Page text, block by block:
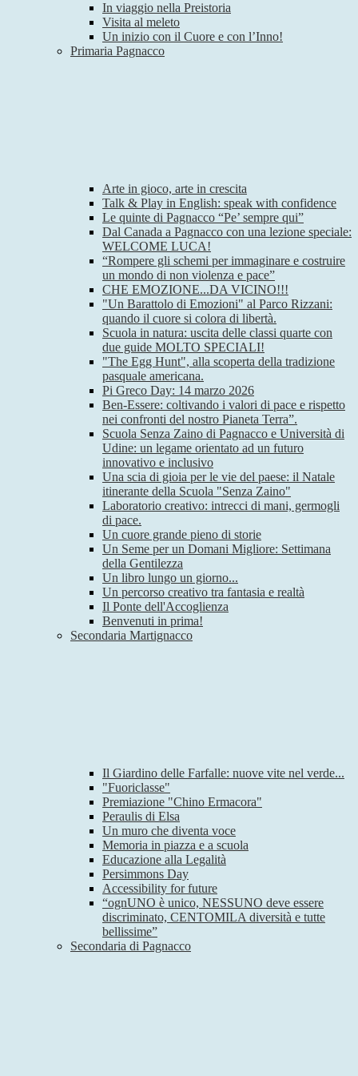
In viaggio nella Preistoria
Visita al meleto
Un inizio con il Cuore e con l’Inno!
Primaria Pagnacco
Arte in gioco, arte in crescita
Talk & Play in English: speak with confidence
Le quinte di Pagnacco “Pe’ sempre qui”
Dal Canada a Pagnacco con una lezione speciale:
WELCOME LUCA!
“Rompere gli schemi per immaginare e costruire
un mondo di non violenza e pace”
CHE EMOZIONE...DA VICINO!!!
"Un Barattolo di Emozioni" al Parco Rizzani:
quando il cuore si colora di libertà.
Scuola in natura: uscita delle classi quarte con
due guide MOLTO SPECIALI!
"The Egg Hunt", alla scoperta della tradizione
pasquale americana.
Pi Greco Day: 14 marzo 2026
Ben-Essere: coltivando i valori di pace e rispetto
nei confronti del nostro Pianeta Terra”.
Scuola Senza Zaino di Pagnacco e Università di
Udine: un legame orientato ad un futuro
innovativo e inclusivo
Una scia di gioia per le vie del paese: il Natale
itinerante della Scuola "Senza Zaino"
Laboratorio creativo: intrecci di mani, germogli
di pace.
Un cuore grande pieno di storie
Un Seme per un Domani Migliore: Settimana
della Gentilezza
Un libro lungo un giorno...
Un percorso creativo tra fantasia e realtà
Il Ponte dell'Accoglienza
Benvenuti in prima!
Secondaria Martignacco
Il Giardino delle Farfalle: nuove vite nel verde...
"Fuoriclasse"
Premiazione "Chino Ermacora"
Peraulis di Elsa
Un muro che diventa voce
Memoria in piazza e a scuola
Educazione alla Legalità
Persimmons Day
Accessibility for future
“ognUNO è unico, NESSUNO deve essere
discriminato, CENTOMILA diversità e tutte
bellissime”
Secondaria di Pagnacco